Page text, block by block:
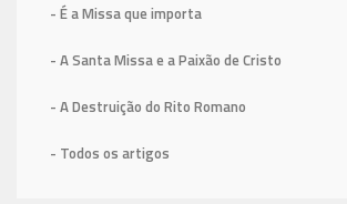
- É a Missa que importa
- A Santa Missa e a Paixão de Cristo
- A Destruição do Rito Romano
- Todos os artigos